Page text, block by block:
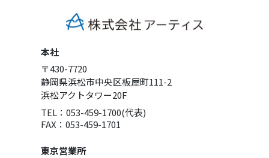
本社
〒430-7720
静岡県浜松市中央区板屋町111-2
浜松アクトタワー20F
TEL：053-459-1700(代表)
FAX：053-459-1701
東京営業所